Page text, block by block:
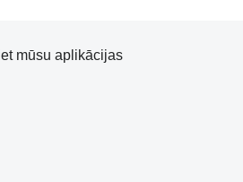
mūsu aplikācijas